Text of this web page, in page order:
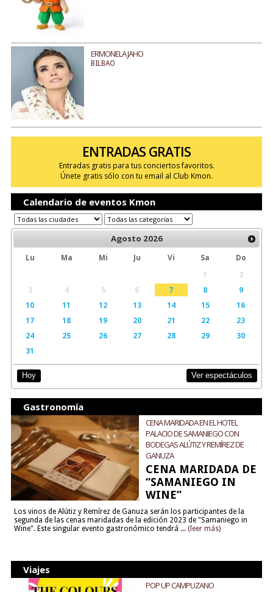
ERMONELA JAHO
BILBAO
ENTRADAS GRATIS
Entradas gratis para tus conciertos favoritos.
Únete gratis sólo con tu email al Club Kmon.
Calendario de eventos Kmon
Agosto 2026
Lu Ma Mi Ju Vi Sa
Do
1
2
3
4 5 6 7 8
9
10
11 12 13 14 15
16
17
18 19 20 21 22
23
24
25 26 27 28 29
30
31
Hoy Ver espectáculos
Gastronomía
CENA MARIDADA EN EL HOTEL
PALACIO DE SAMANIEGO CON
BODEGAS ALÚTIZ Y REMÍREZ DE
GANUZA
CENA MARIDADA DE
“SAMANIEGO IN
WINE”
Los vinos de Alútiz y Remírez de Ganuza serán los participantes de la
segunda de las cenas maridadas de la edición 2023 de "Samaniego in
Wine". Este singular evento gastronómico tendrá ... (leer más)
Viajes
POP UP CAMPUZANO